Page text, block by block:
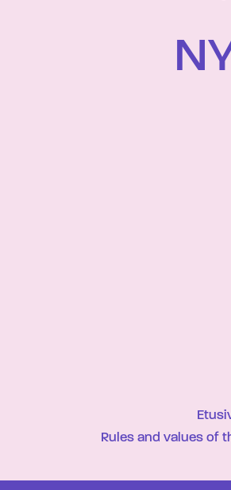
Rules and values of